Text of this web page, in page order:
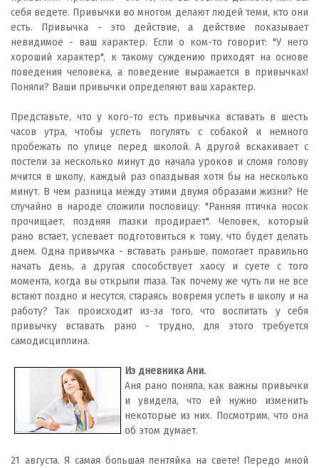
себя ведете. Привычки во многом делают людей теми, кто они
есть. Привычка - это действие, а действие показывает
невидимое - ваш характер. Если о ком-то говорит: "У него
хороший характер", к такому суждению приходят на основе
поведения человека, а поведение выражается в привычках!
Поняли? Ваши привычки определяют ваш характер.
Представьте, что у кого-то есть привычка вставать в шесть
часов утра, чтобы успеть погулять с собакой и немного
пробежать по улице перед школой. А другой вскакивает с
постели за несколько минут до начала уроков и сломя голову
мчится в школу, каждый раз опаздывая хотя бы на несколько
минут. В чем разница между этими двумя образами жизни? Не
случайно в народе сложили пословицу: "Ранняя птичка носок
прочищает, поздняя глазки продирает". Человек, который
рано встает, успевает подготовиться к тому, что будет делать
днем. Одна привычка - вставать раньше, помогает правильно
начать день, а другая способствует хаосу и суете с того
момента, когда вы открыли глаза. Так почему же чуть ли не все
встают поздно и несутся, стараясь вовремя успеть в школу и на
работу? Так происходит из-за того, что воспитать у себя
привычку вставать рано - трудно, для этого требуется
самодисциплина.
Из дневника Ани.
Аня рано поняла, как важны привычки
и увидела, что ей нужно изменить
некоторые из них. Посмотрим, что она
об этом думает.
21 августа. Я самая большая лентяйка на свете! Передо мной